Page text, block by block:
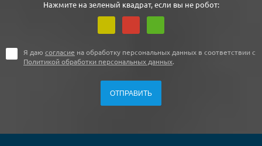
Нажмите на зеленый квадрат, если вы не робот:
Я даю согласие на обработку персональных данных в соответствии с
Политикой обработки персональных данных.